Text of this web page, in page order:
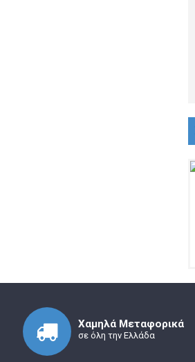
Χαμηλά Μεταφορικά
σε όλη την Ελλάδα